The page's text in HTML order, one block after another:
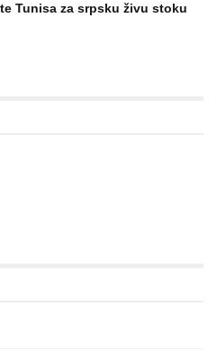
Tunisa za srpsku živu stoku